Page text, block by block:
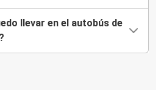
llevar en el autobús de